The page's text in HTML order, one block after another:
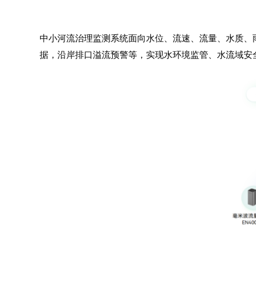
中小河流治理监测系统面向水位、流速、流量、水质
据，沿岸排口溢流预警等，实现水环境监管、水流域安